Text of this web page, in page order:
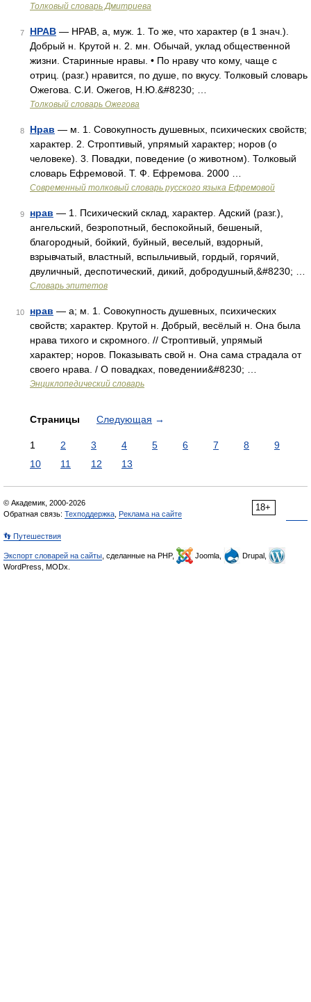
Толковый словарь Дмитриева
7 НРАВ — НРАВ, а, муж. 1. То же, что характер (в 1 знач.).
Добрый н. Крутой н. 2. мн. Обычай, уклад общественной
жизни. Старинные нравы. • По нраву что кому, чаще с
отриц. (разг.) нравится, по душе, по вкусу. Толковый словарь
Ожегова. С.И. Ожегов, Н.Ю.&#8230; …
Толковый словарь Ожегова
8 Нрав — м. 1. Совокупность душевных, психических свойств;
характер. 2. Строптивый, упрямый характер; норов (о
человеке). 3. Повадки, поведение (о животном). Толковый
словарь Ефремовой. Т. Ф. Ефремова. 2000 …
Современный толковый словарь русского языка Ефремовой
9 нрав — 1. Психический склад, характер. Адский (разг.),
ангельский, безропотный, беспокойный, бешеный,
благородный, бойкий, буйный, веселый, вздорный,
взрывчатый, властный, вспыльчивый, гордый, горячий,
двуличный, деспотический, дикий, добродушный,&#8230; …
Словарь эпитетов
10 нрав — а; м. 1. Совокупность душевных, психических
свойств; характер. Крутой н. Добрый, весёлый н. Она была
нрава тихого и скромного. // Строптивый, упрямый
характер; норов. Показывать свой н. Она сама страдала от
своего нрава. / О повадках, поведении&#8230; …
Энциклопедический словарь
Страницы Следующая →
1 2 3 4 5 6 7 8
9
10
11 12 13
18+
© Академик, 2000-2026
Обратная связь: Техподдержка Реклама на сайте
👣 Путешествия
Экспорт словарей на сайты , сделанные на PHP, Joomla,
Drupal,
WordPress, MODx.